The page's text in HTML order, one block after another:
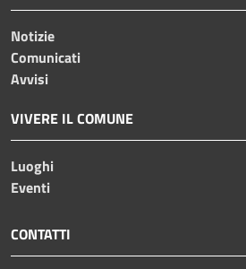
Notizie
Comunicati
Avvisi
VIVERE IL COMUNE
Luoghi
Eventi
CONTATTI